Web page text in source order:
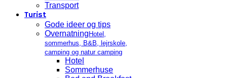
Transport
Turist
Gode ideer og tips
Overnatning Hotel,
sommerhus, B&B, lejrskole,
camping og natur camping
Hotel
Sommerhuse